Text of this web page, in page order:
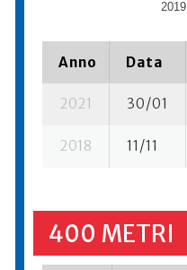
2019
Anno Data
2021 30/01
2018 11/11
400 METRI